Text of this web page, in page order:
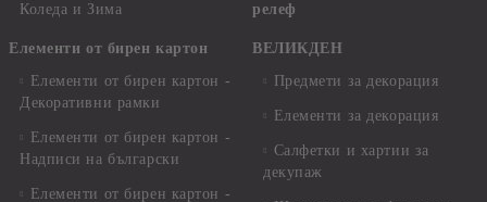
Коледа и Зима
Елементи от бирен картон
Елементи от бирен картон -
Декоративни рамки
Елементи от бирен картон -
Надписи на български
Елементи от бирен картон -
релеф
ВЕЛИКДЕН
Предмети за декорация
Елементи за декорация
Салфетки и хартии за
декупаж